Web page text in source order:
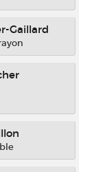
Gaillard